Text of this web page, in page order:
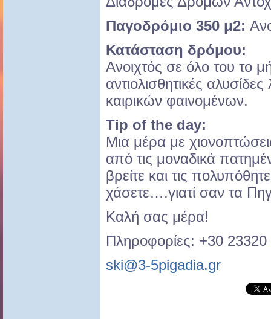
Παγοδρόμιο 350 μ2:
Κατάσταση δρόμου:
Ανοιχτός σε όλο του το
αντιολισθητικές
καιρικών φαινομένων.
Tip of the day:
Μια μέρα με
από τις μοναδικά
βρείτε και τις
χάσετε….γιατί σαν τα
Καλή σας μέρα!
Πληροφορίες: +30
ski@3-5pigadia.gr